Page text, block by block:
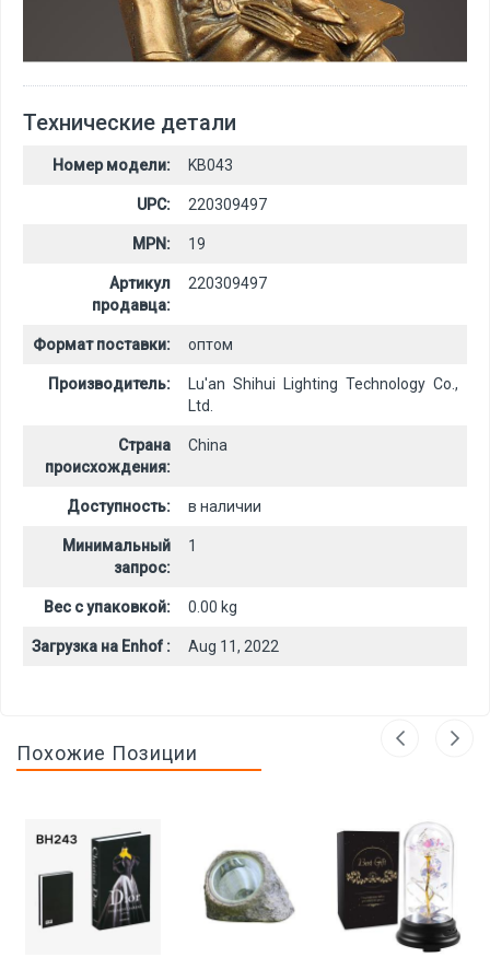
Технические детали
Номер модели: KB043
UPC: 220309497
MPN: 19
Артикул
продавца:
220309497
Формат поставки: оптом
Производитель:
Lu'an Shihui Lighting Technology Co.,
Ltd.
Страна
происхождения:
China
Доступность: в наличии
Минимальный
запрос:
1
Вес с упаковкой: 0.00 kg
Загрузка на Enhof : Aug 11, 2022
Похожие Позиции